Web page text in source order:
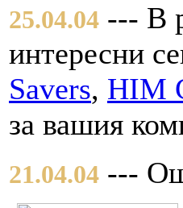
25.04.04 --- В
интересни
Savers, HIM
за вашия
21.04.04 ---